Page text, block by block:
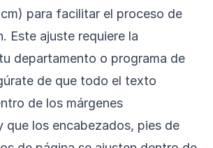
para facilitar el proceso de
Este ajuste requiere la
departamento o programa de
de que todo el texto
de los márgenes
que los encabezados, pies de